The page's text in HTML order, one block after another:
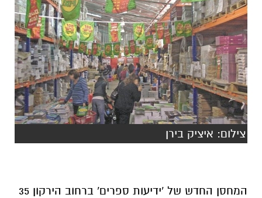
צילום: איציק בירן
המחסן החדש של 'ידיעות ספרים' ברחוב הירקון 35